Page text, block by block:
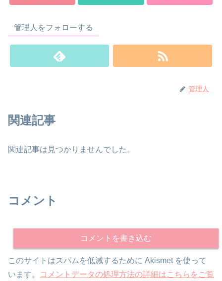
管理人をフォローする
管理人
関連記事
関連記事は見つかりませんでした。
コメント
コメントを書き込む
このサイトはスパムを低減するために Akismet を使って
います。
コメントデータの処理方法の詳細はこちらをご覧